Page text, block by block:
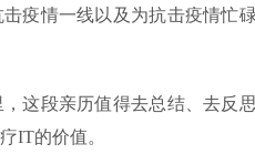
疫情一线以及为抗击疫情忙
这段亲历值得去总结、去反
IT的价值。